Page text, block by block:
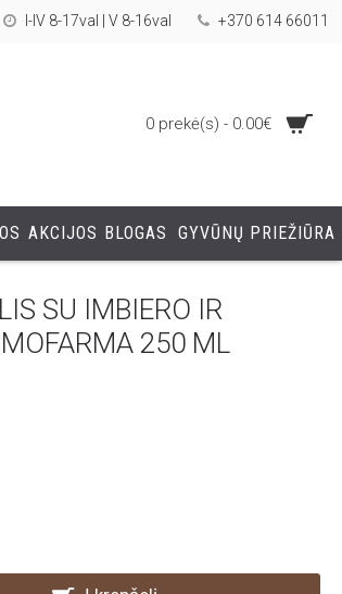
I-IV 8-17val | V 8-16val +370 614 66011
0 prekė(s) - 0.00€
AKCIJOS BLOGAS GYVŪNŲ PRIEŽIŪRA
SU IMBIERO IR
250 ML